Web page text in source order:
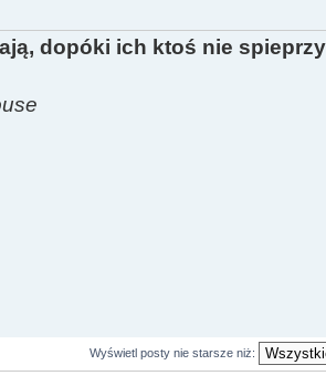
dopóki ich ktoś nie
Wyświetl posty nie starsze niż: